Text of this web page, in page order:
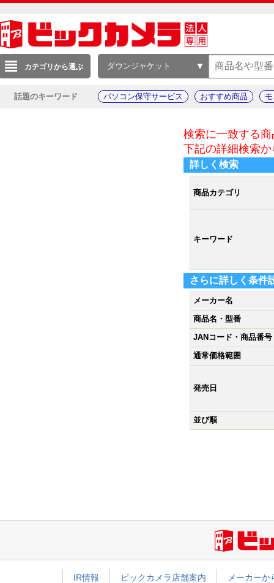
カテゴリから選ぶ ダウンジャケット
話題のキーワード パソコン保守サービス おすすめ商品
検索に一致する
下記の詳細検索
詳しく検索
商品カテゴリ
キーワード
さらに詳しく条件
メーカー名
商品名・型番
JANコード・商品番号
通常価格範囲
発売日
並び順
IR情報 ビックカメラ店舗案内 メーカー